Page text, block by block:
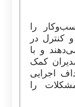
را
در
و با
کمک
اجرایی
را